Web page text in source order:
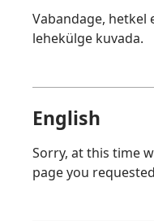
Vabandage, hetkel
lehekülge kuvada.
English
Sorry, at this time
page you